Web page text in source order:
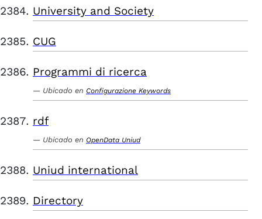
University and Society
CUG
Programmi di ricerca
Ubicado en Configurazione Keywords
rdf
Ubicado en OpenData Uniud
Uniud international
Directory